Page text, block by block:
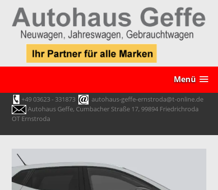
Menü
+49 03623 - 331873
autohaus-geffe-ernstroda@t-online.de
Autohaus Geffe, Cumbacher Straße 17, 99894 Friedrichroda
OT Ernstroda